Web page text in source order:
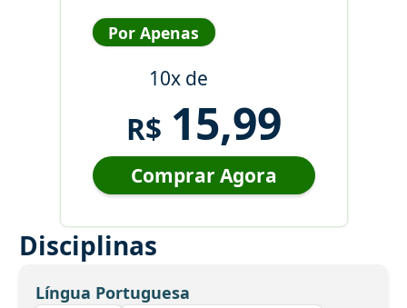
Por Apenas
10x de
R$ 15,99
Comprar Agora
Disciplinas
Língua Portuguesa